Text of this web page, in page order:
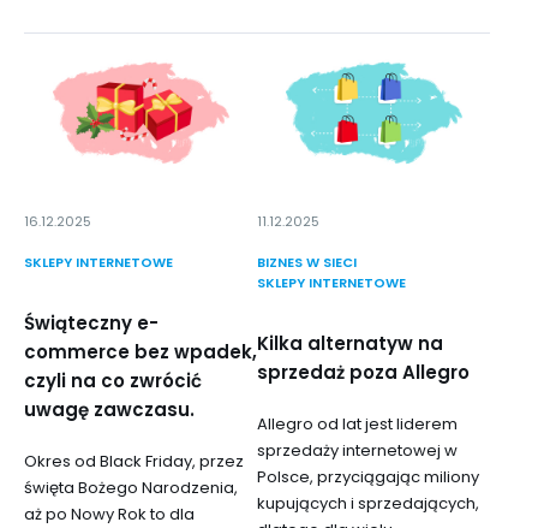
16.12.2025
SKLEPY INTERNETOWE
Świąteczny e-
commerce bez wpadek,
czyli na co zwrócić
uwagę zawczasu.
Okres od Black Friday, przez
święta Bożego Narodzenia,
aż po Nowy Rok to dla
11.12.2025
BIZNES W SIECI
SKLEPY INTERNETOWE
Kilka alternatyw na
sprzedaż poza Allegro
Allegro od lat jest liderem
sprzedaży internetowej w
Polsce, przyciągając miliony
kupujących i sprzedających,